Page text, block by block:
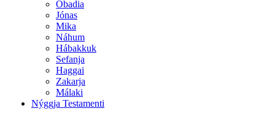
Óbadia
Jónas
Mika
Náhum
Hábakkuk
Sefanja
Haggai
Zakarja
Málaki
Nýggja Testamenti